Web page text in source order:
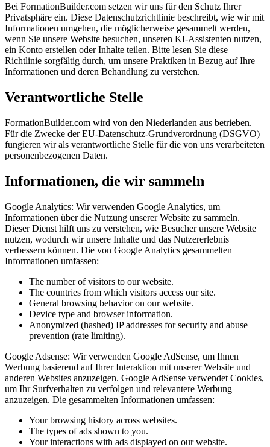
Bei FormationBuilder.com setzen wir uns für den Schutz Ihrer
Privatsphäre ein. Diese Datenschutzrichtlinie beschreibt, wie wir mit
Informationen umgehen, die möglicherweise gesammelt werden,
wenn Sie unsere Website besuchen, unseren KI-Assistenten nutzen,
ein Konto erstellen oder Inhalte teilen. Bitte lesen Sie diese
Richtlinie sorgfältig durch, um unsere Praktiken in Bezug auf Ihre
Informationen und deren Behandlung zu verstehen.
Verantwortliche Stelle
FormationBuilder.com wird von den Niederlanden aus betrieben.
Für die Zwecke der EU-Datenschutz-Grundverordnung (DSGVO)
fungieren wir als verantwortliche Stelle für die von uns verarbeiteten
personenbezogenen Daten.
Informationen, die wir sammeln
Google Analytics: Wir verwenden Google Analytics, um
Informationen über die Nutzung unserer Website zu sammeln.
Dieser Dienst hilft uns zu verstehen, wie Besucher unsere Website
nutzen, wodurch wir unsere Inhalte und das Nutzererlebnis
verbessern können. Die von Google Analytics gesammelten
Informationen umfassen:
The number of visitors to our website.
The countries from which visitors access our site.
General browsing behavior on our website.
Device type and browser information.
Anonymized (hashed) IP addresses for security and abuse
prevention (rate limiting).
Google Adsense: Wir verwenden Google AdSense, um Ihnen
Werbung basierend auf Ihrer Interaktion mit unserer Website und
anderen Websites anzuzeigen. Google AdSense verwendet Cookies,
um Ihr Surfverhalten zu verfolgen und relevantere Werbung
anzuzeigen. Die gesammelten Informationen umfassen:
Your browsing history across websites.
The types of ads shown to you.
Your interactions with ads displayed on our website.